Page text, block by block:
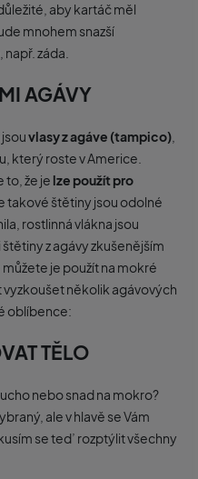
aby kartáč měl
mnohem snazší
záda.
AGÁVY
vlasy z agáve (tampico),
který roste v Americe.
to, že je lze použít pro
takové štětiny jsou odolné
rostlinná vlákna jsou
z agávy zkušenějším
je použít na mokré
několik agávových
oblíbence:
TĚLO
nebo snad na mokro?
ale v hlavě se Vám
se ted’ rozptýlit všechny